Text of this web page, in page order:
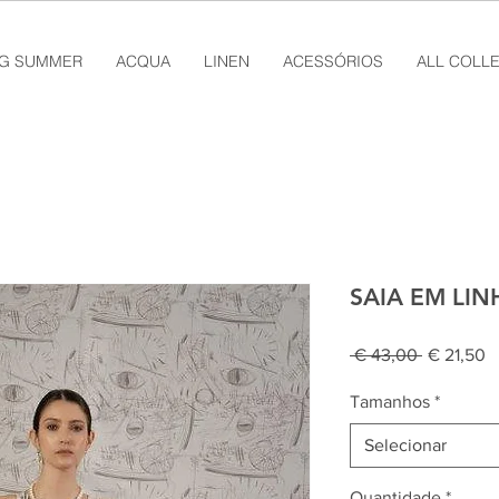
SUMMER ACQUA LINEN ACESSÓRIOS ALL
SAIA EM
€ 43,00 Preço
€ 21,50
Tamanhos *
Selecionar